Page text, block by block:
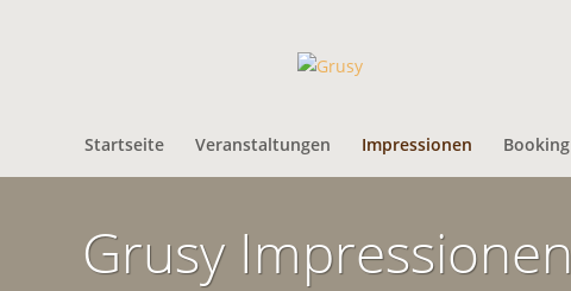
Startseite Veranstaltungen Impressionen Booking
Grusy Impressionen